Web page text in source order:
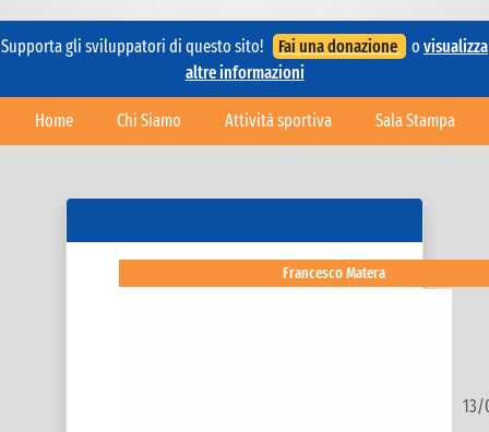
Supporta gli sviluppatori di questo sito! Fai una donazione o visualizza
altre informazioni
Home Chi Siamo Attività sportiva Sala Stampa
Francesco Matera
13/